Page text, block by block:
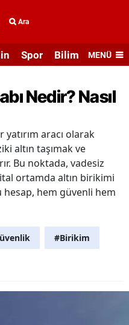
Ara
Spor Bilim veMENÜ
Nedir? Nasıl
yatırım aracı olarak
altın taşımak ve
Bu noktada, vadesiz
ortamda altın birikimi
hesap, hem güvenli hem
#Birikim